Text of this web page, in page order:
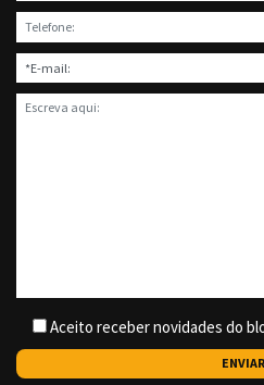
Aceito receber novidades do